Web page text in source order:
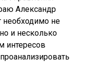
Александр
не
и несколько
интересов